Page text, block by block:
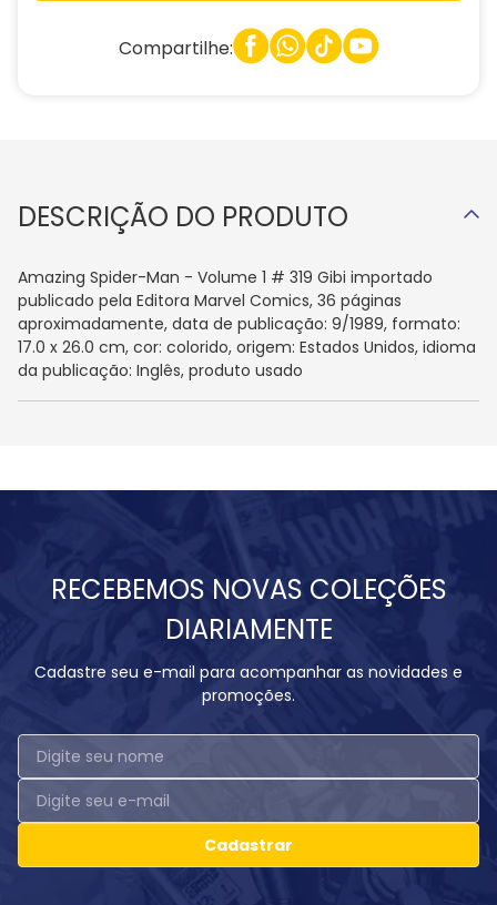
Compartilhe:
DESCRIÇÃO DO PRODUTO
Amazing Spider-Man - Volume 1 # 319 Gibi importado
publicado pela Editora Marvel Comics, 36 páginas
aproximadamente, data de publicação: 9/1989, formato:
17.0 x 26.0 cm, cor: colorido, origem: Estados Unidos, idioma
da publicação: Inglês, produto usado
RECEBEMOS NOVAS COLEÇÕES
DIARIAMENTE
Cadastre seu e-mail para acompanhar as novidades e
promoções.
Cadastrar